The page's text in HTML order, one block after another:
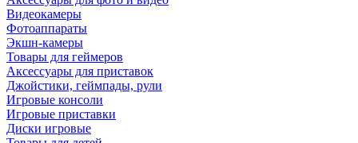
Видеокамеры
Фотоаппараты
Экшн-камеры
Товары для геймеров
Аксессуары для приставок
Джойстики, геймпады, рули
Игровые консоли
Игровые приставки
Диски игровые